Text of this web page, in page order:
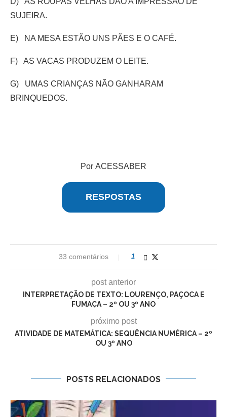
SUJEIRA.
E) NA MESA ESTÃO UNS PÃES E O CAFÉ.
F) AS VACAS PRODUZEM O LEITE.
G) UMAS CRIANÇAS NÃO GANHARAM
BRINQUEDOS.
Por ACESSABER
RESPOSTAS
33 comentários 1
post anterior
INTERPRETAÇÃO DE TEXTO: LOURENÇO, PAÇOCA E
FUMAÇA – 2º OU 3º ANO
próximo post
ATIVIDADE DE MATEMÁTICA: SEQUÊNCIA NUMÉRICA – 2º
OU 3º ANO
POSTS RELACIONADOS